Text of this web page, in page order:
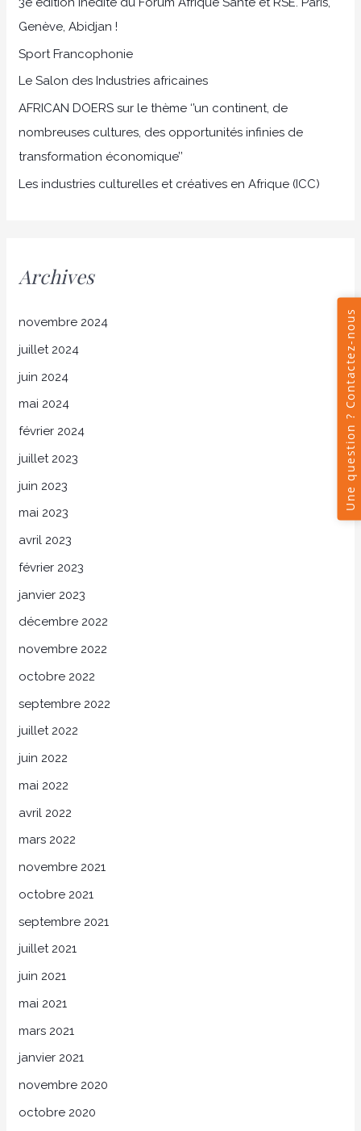
c
h
e
r
:
Genève, Abidjan !
Sport Francophonie
Le Salon des Industries africaines
AFRICAN DOERS sur le thème ‘’un continent, de
nombreuses cultures, des opportunités infinies de
transformation économique’’
Les industries culturelles et créatives en Afrique (ICC)
Archives
novembre 2024
juillet 2024
juin 2024
mai 2024
février 2024
juillet 2023
juin 2023
mai 2023
avril 2023
février 2023
janvier 2023
décembre 2022
novembre 2022
octobre 2022
septembre 2022
juillet 2022
juin 2022
mai 2022
avril 2022
mars 2022
novembre 2021
octobre 2021
septembre 2021
juillet 2021
juin 2021
mai 2021
mars 2021
janvier 2021
novembre 2020
octobre 2020